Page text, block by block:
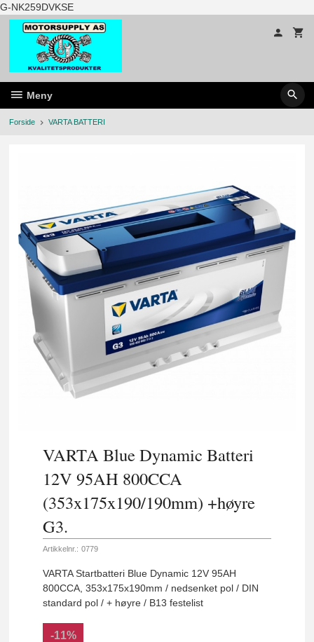
G-NK259DVKSEGå
til
innholdet
Meny
Forside VARTA BATTERI
VARTA Blue Dynamic Batteri
12V 95AH 800CCA
(353x175x190/190mm) +høyre
G3.
Artikkelnr.: 0779
VARTA Startbatteri Blue Dynamic 12V 95AH
800CCA, 353x175x190mm / nedsenket pol / DIN
standard pol / + høyre / B13 festelist
-11%